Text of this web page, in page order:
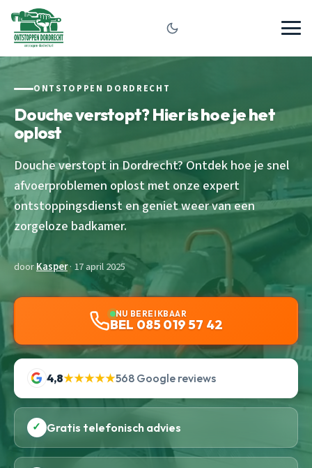
ONTSTOPPEN DORDRECHT
Douche verstopt? Hier is hoe je het
oplost
Douche verstopt in Dordrecht? Ontdek hoe je snel
afvoerproblemen oplost met onze expert
ontstoppingsdienst en geniet weer van een
zorgeloze badkamer.
doorKasper· 17 april 2025
NU BEREIKBAAR
BEL 085 019 57 42
4,8★★★★★568 Google reviews
✓ Gratis telefonisch advies